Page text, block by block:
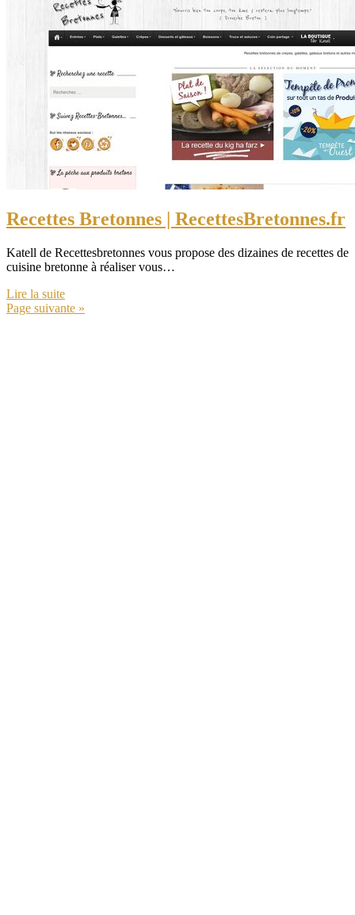
Recettes Bretonnes | RecettesBretonnes.fr
Katell de Recettesbretonnes vous propose des dizaines de recettes de
cuisine bretonne à réaliser vous…
Lire la suite
Page suivante »